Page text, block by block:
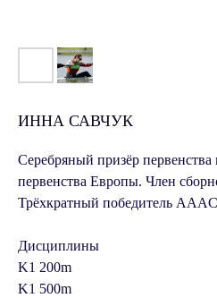
ИННА САВЧУК
Серебряный призёр
первенства Европы. Член
Трёхкратный победитель
Дисциплины
K1 200m
K1 500m